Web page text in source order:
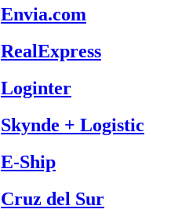
Envia.com
RealExpress
Loginter
Skynde + Logistic
E-Ship
Cruz del Sur